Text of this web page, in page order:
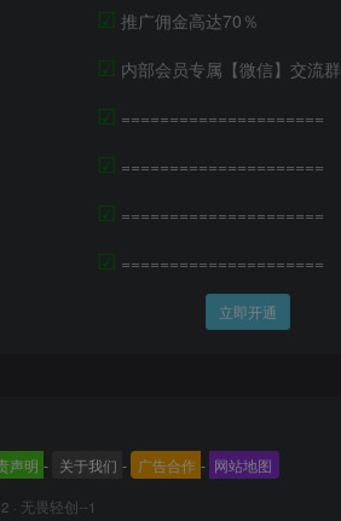
☑ 推广佣金高达70％
☑ 内部会员专属【微信】交流群
☑ =====================
☑ =====================
☑ =====================
☑ =====================
立即开通
声明 - 关于我们 - 广告合作 - 网站地图
· 无畏轻创--1